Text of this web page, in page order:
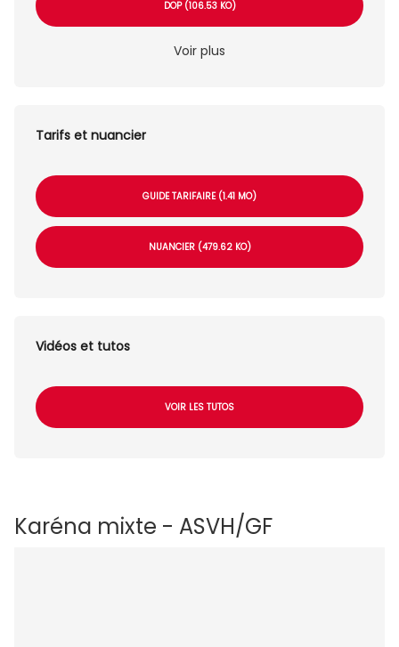
DOP (106.53 KO)
Voir plus
Tarifs et nuancier
GUIDE TARIFAIRE (1.41 MO)
NUANCIER (479.62 KO)
Vidéos et tutos
VOIR LES TUTOS
Karéna mixte - ASVH/GF